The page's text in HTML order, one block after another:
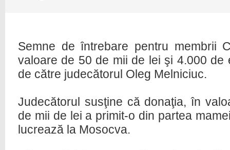
Semne de întrebare pentru membrii
valoare de 50 de mii de lei şi 4.000 de
de către judecătorul Oleg Melniciuc.
Judecătorul susţine că donaţia, în
de mii de lei a primit-o din partea
lucrează la Mosocva.